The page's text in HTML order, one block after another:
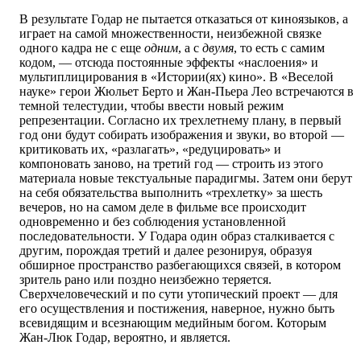
В результате Годар не пытается отказаться от киноязыков, а
играет на самой множественности, неизбежной связке
одного кадра не с еще одним, а с двумя, то есть с самим
кодом, — отсюда постоянные эффекты «наслоения» и
мультиплицирования в «Истории(ях) кино». В «Веселой
науке» герои Жюльет Берто и Жан-Пьера Лео встречаются в
темной телестудии, чтобы ввести новый режим
репрезентации. Согласно их трехлетнему плану, в первый
год они будут собирать изображения и звуки, во второй —
критиковать их, «разлагать», «редуцировать» и
компоновать заново, на третий год — строить из этого
материала новые текстуальные парадигмы. Затем они берут
на себя обязательства выполнить «трехлетку» за шесть
вечеров, но на самом деле в фильме все происходит
одновременно и без соблюдения установленной
последовательности. У Годара один образ сталкивается с
другим, порождая третий и далее резонируя, образуя
обширное пространство разбегающихся связей, в котором
зритель рано или поздно неизбежно теряется.
Сверхчеловеческий и по сути утопический проект — для
его осуществления и постижения, наверное, нужно быть
всевидящим и всезнающим медийным богом. Которым
Жан-Люк Годар, вероятно, и является.